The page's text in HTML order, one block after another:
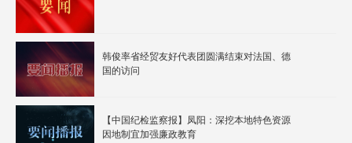
韩俊率省经贸友好代表团圆满结束对法国、德
国的访问
【中国纪检监察报】凤阳：深挖本地特色资源
因地制宜加强廉政教育